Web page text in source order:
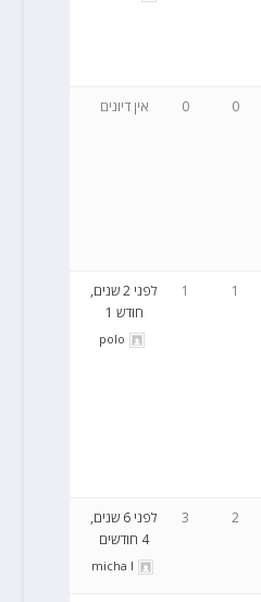
0
0 אין דיונים
1
1
לפני 2 שנים,
חודש 1
polo
2
3
לפני 6 שנים,
4 חודשים
micha l